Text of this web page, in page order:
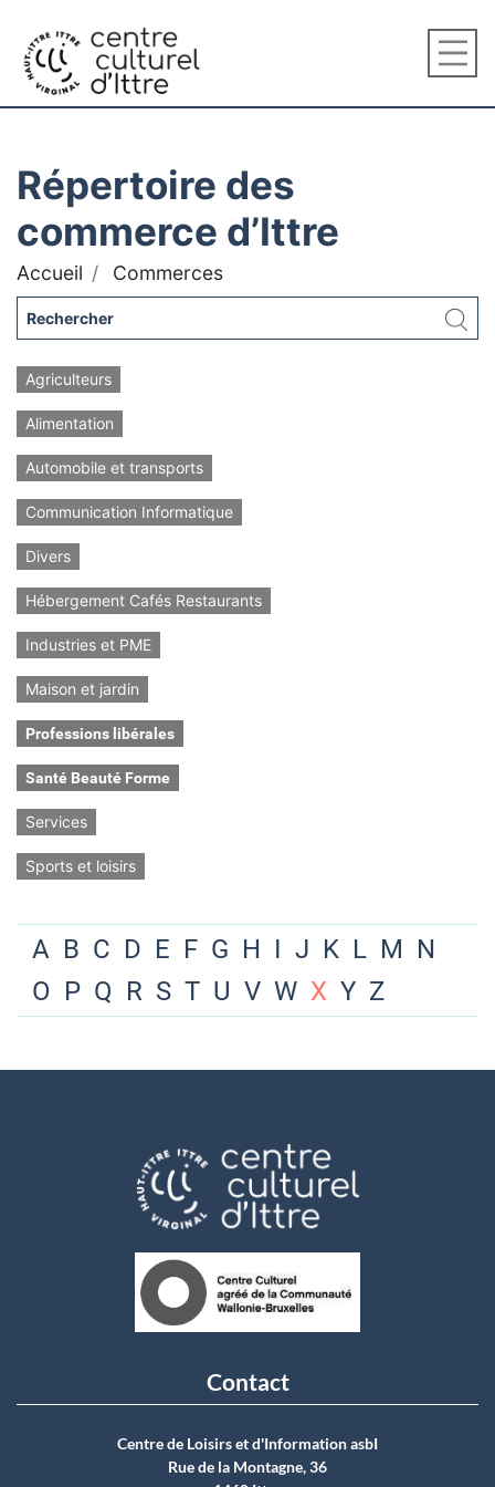
Répertoire des
commerce d’Ittre
Accueil Commerces
Agriculteurs
Alimentation
Automobile et transports
Communication Informatique
Divers
Hébergement Cafés Restaurants
Industries et PME
Maison et jardin
Professions libérales
Santé Beauté Forme
Services
Sports et loisirs
A B C D E F G H I J K L M N
O P Q R S T U V W X Y Z
Contact
Centre de Loisirs et d'Information asbI
Rue de la Montagne, 36